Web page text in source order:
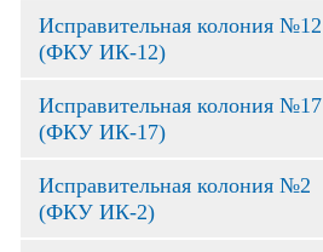
Исправительная колония №12
(ФКУ ИК-12)
Исправительная колония №17
(ФКУ ИК-17)
Исправительная колония №2
(ФКУ ИК-2)